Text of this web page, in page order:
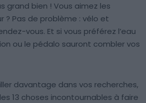
grand bien ! Vous aimez les
? Pas de problème : vélo et
vous. Et si vous préférez l’eau
ou le pédalo sauront combler vos
davantage dans vos recherches,
13 choses incontournables à faire